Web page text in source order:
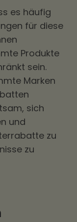
es häufig
für diese
Produkte
sein.
Marken
sich
und
zu
zu